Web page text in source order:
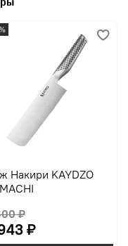
Накири KAYDZO
₽
₽